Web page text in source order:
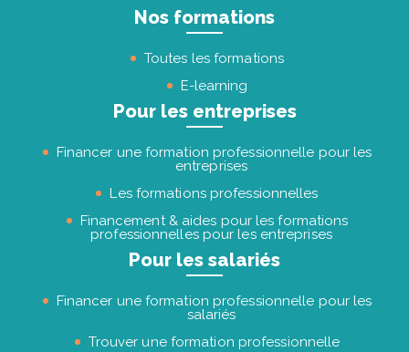
Nos formations
Toutes les formations
E-learning
Pour les entreprises
Financer une formation professionnelle pour les
entreprises
Les formations professionnelles
Financement & aides pour les formations
professionnelles pour les entreprises
Pour les salariés
Financer une formation professionnelle pour les
salariés
Trouver une formation professionnelle